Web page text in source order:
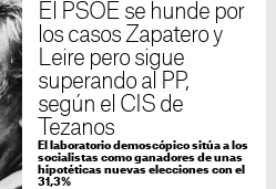
El PSOE se hunde por
los casos Zapatero y
Leire pero sigue
superando al PP,
según el CIS de
Tezanos
El laboratorio demoscópico sitúa a los
socialistas como ganadores de unas
hipotéticas nuevas elecciones con el
31,3%